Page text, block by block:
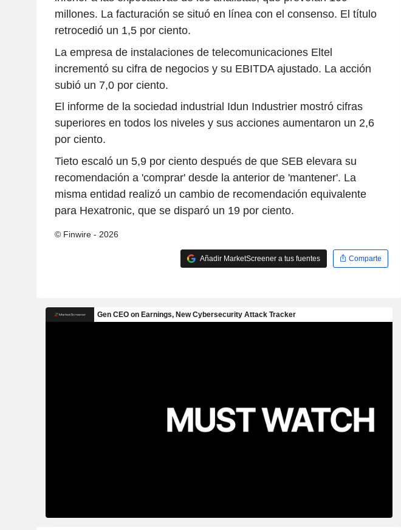
millones. La facturación se situó en línea con el consenso. El título
retrocedió un 1,5 por ciento.
La empresa de instalaciones de telecomunicaciones Eltel
incrementó su cifra de negocios y su EBITDA ajustado. La acción
subió un 7,0 por ciento.
El informe de la sociedad industrial Idun Industrier mostró cifras
superiores en todos los niveles y sus acciones aumentaron un 2,6
por ciento.
Tieto escaló un 5,9 por ciento después de que SEB elevara su
recomendación a 'comprar' desde la anterior de 'mantener'. La
misma entidad realizó un cambio de recomendación equivalente
para Hexatronic, que se disparó un 19 por ciento.
© Finwire - 2026
Añadir MarketScreener a tus fuentes Comparte